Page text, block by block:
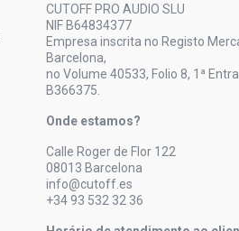
CUTOFF PRO AUDIO SLU
NIF B64834377
Empresa inscrita no Registo
Barcelona,
no Volume 40533, Folio 8, 1ª
B366375.
Onde estamos?
Calle Roger de Flor 122
08013 Barcelona
info@cutoff.es
+34 93 532 32 36